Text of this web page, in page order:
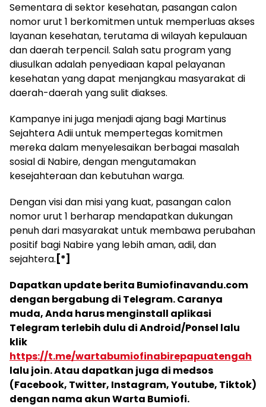
Sementara di sektor kesehatan, pasangan calon
nomor urut 1 berkomitmen untuk memperluas akses
layanan kesehatan, terutama di wilayah kepulauan
dan daerah terpencil. Salah satu program yang
diusulkan adalah penyediaan kapal pelayanan
kesehatan yang dapat menjangkau masyarakat di
daerah-daerah yang sulit diakses.
Kampanye ini juga menjadi ajang bagi Martinus
Sejahtera Adii untuk mempertegas komitmen
mereka dalam menyelesaikan berbagai masalah
sosial di Nabire, dengan mengutamakan
kesejahteraan dan kebutuhan warga.
Dengan visi dan misi yang kuat, pasangan calon
nomor urut 1 berharap mendapatkan dukungan
penuh dari masyarakat untuk membawa perubahan
positif bagi Nabire yang lebih aman, adil, dan
sejahtera. [*]
Dapatkan update berita Bumiofinavandu.com
dengan bergabung di Telegram. Caranya
muda, Anda harus menginstall aplikasi
Telegram terlebih dulu di Android/Ponsel lalu
klik
https://t.me/wartabumiofinabirepapuatengah
lalu join. Atau dapatkan juga di medsos
(Facebook, Twitter, Instagram, Youtube, Tiktok)
dengan nama akun Warta Bumiofi.